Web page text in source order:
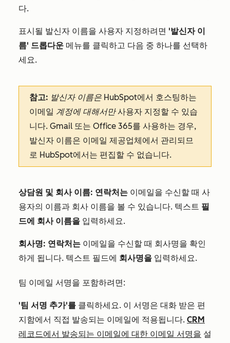
다.
표시될 발신자 이름을 사용자 지정하려면 '발신자 이
름' 드롭다운 메뉴를 클릭하고 다음 중 하나를 선택하
세요.
참고: 발신자 이름은 HubSpot에서 호스팅하는
이메일 계정에 대해서만사용자 지정할 수 있습
니다. Gmail 또는 Office 365를 사용하는 경우,
발신자 이름은 이메일 제공업체에서 관리되므
로 HubSpot에서는 편집할 수 없습니다.
상담원 및 회사 이름: 연락처는 이메일을 수신할 때 사
용자의 이름과 회사 이름을 볼 수 있습니다. 텍스트 필
드에 회사 이름을 입력하세요.
회사명: 연락처는 이메일을 수신할 때 회사명을 확인
하게 됩니다. 텍스트 필드에 회사명을 입력하세요.
팀 이메일 서명을 포함하려면:
'팀 서명 추가'를 클릭하세요. 이 서명은 대화 받은 편
지함에서 직접 발송되는 이메일에 적용됩니다. CRM
레코드에서 발송되는 이메일에 대한 이메일 서명을 설